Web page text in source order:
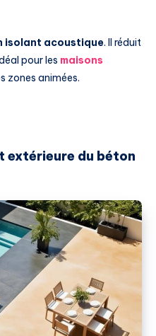
isolant acoustique. Il réduit
pour les maisons
zones animées.
extérieure du béton